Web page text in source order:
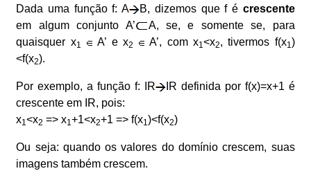
Dada uma função f: A B, dizemos que f é crescente
em algum conjunto A’
A, se, e somente se, para
quaisquer x1 A’ e x2 A’, com x1<x2, tivermos f(x1)
<f(x2).
Por exemplo, a função f: IR
IR definida por f(x)=x+1 é
crescente em IR, pois:
x1<x2 => x1+1<x2+1 => f(x1)<f(x2)
Ou seja: quando os valores do domínio crescem, suas
imagens também crescem.